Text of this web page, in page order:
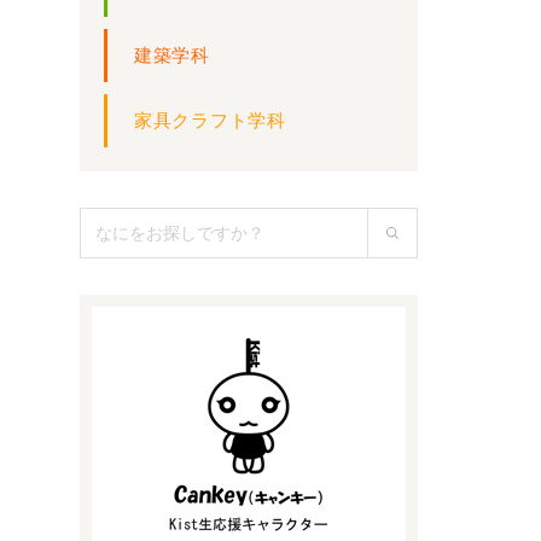
建築学科
家具クラフト学科